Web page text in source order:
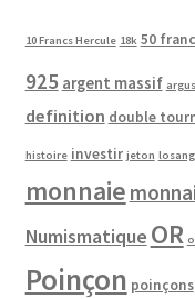
10 Francs Hercule 18k 50
925 argent massif argus
definition double
histoire investir jeton
monnaie
Numismatique OR
Poinçon poinçons